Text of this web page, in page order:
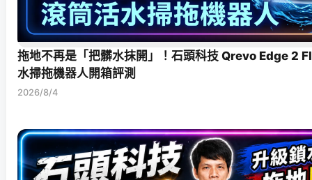
拖地不再是「把髒水抹開」！石頭科技 Qrevo Edge 2
水掃拖機器人開箱評測
2026/8/4